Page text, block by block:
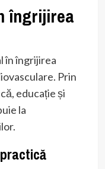
îngrijirea
în îngrijirea
Prin
educație și
la